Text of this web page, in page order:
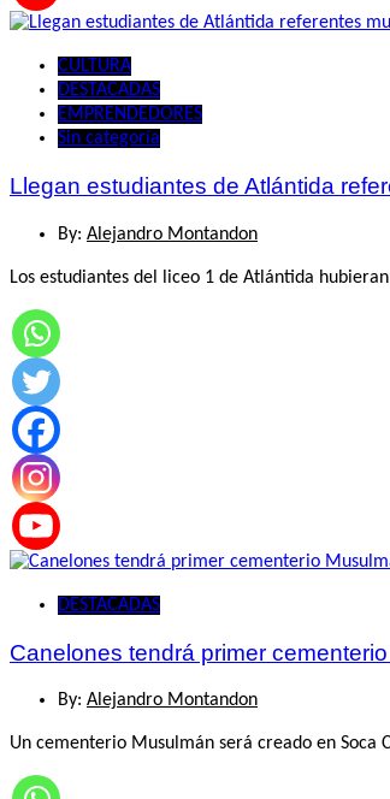
CULTURA
DESTACADAS
EMPRENDEDORES
Sin categoría
Llegan estudiantes de Atlántida
By: Alejandro Montandon
Los estudiantes del liceo 1 de Atlántida
DESTACADAS
Canelones tendrá primer
By: Alejandro Montandon
Un cementerio Musulmán será creado en